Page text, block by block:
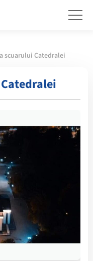
scuarului Catedralei